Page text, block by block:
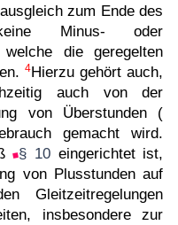
zum Ende des
keine Minus- oder
welche die geregelten
4Hierzu gehört auch,
auch von der
von Überstunden (
gemacht wird.
§ 10 eingerichtet ist,
von Plusstunden auf
Gleitzeitregelungen
insbesondere zur